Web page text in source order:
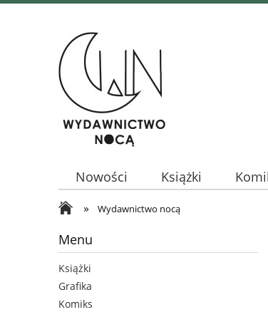
Nowości Książki
» Wydawnictwo nocą
Menu
Książki
Grafika
Komiks